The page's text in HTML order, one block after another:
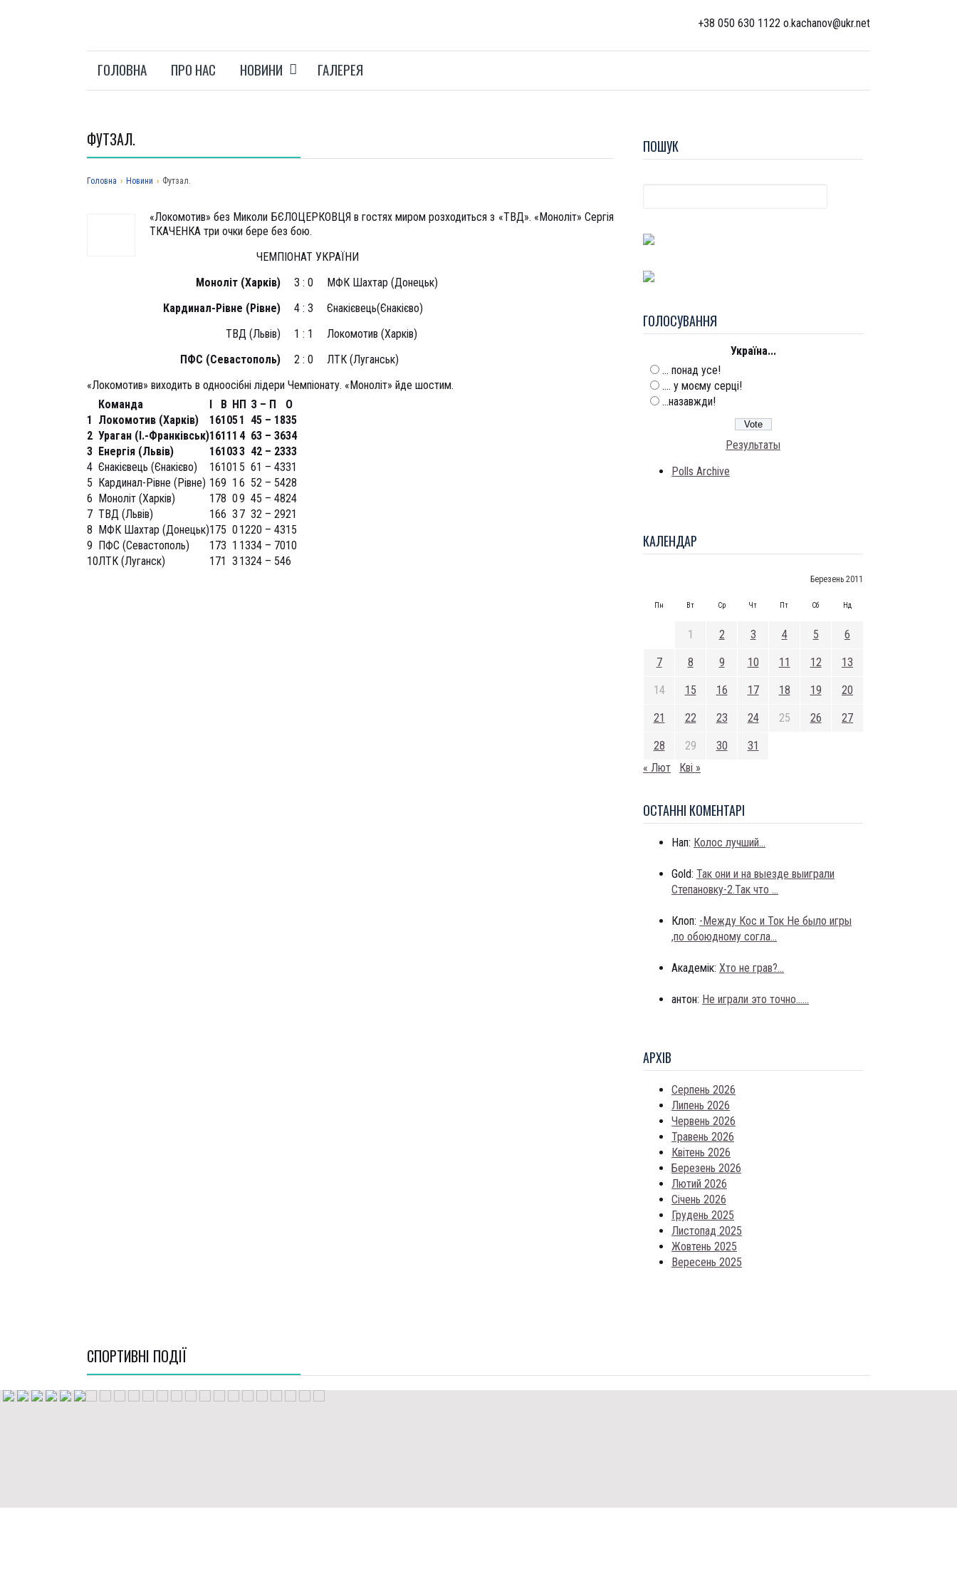
+38 050 630 1122 o.kachanov@ukr.net
ГОЛОВНА ПРО НАС НОВИНИ ГАЛЕРЕЯ
ПОШУК
ГОЛОСУВАННЯ
Україна...
... понад усе!
.... у моєму серці!
...назавжди!
Результаты
Polls Archive
КАЛЕНДАР
Березень 2011
Пн Вт Ср Чт Пт Сб Нд
1 2 3 4 5 6
7 8 9 10 11 12 13
14 15 16 17 18 19 20
21 22 23 24 25 26 27
28 29 30
31
« Лют
Кві »
ОСТАННI КОМЕНТАРI
Нап: Колос лучший...
Gold: Так они и на выезде выиграли
Степановку-2.Так что ...
Клоп: -Между Кос и Ток Не было игры
,по обоюдному согла...
Академік: Хто не грав?...
антон: Не играли это точно......
АРХIВ
Серпень 2026
Липень 2026
Червень 2026
Травень 2026
Квітень 2026
Березень 2026
Лютий 2026
Січень 2026
Грудень 2025
Листопад 2025
Жовтень 2025
Вересень 2025
ФУТЗАЛ.
Головна › Новини › Футзал.
«Локомотив» без Миколи БЄЛОЦЕРКОВЦЯ в гостях миром розходиться з «ТВД». «Моноліт» Сергія
ТКАЧЕНКА три очки бере без бою.
ЧЕМПІОНАТ УКРАЇНИ
Моноліт (Харків)
3 : 0
МФК Шахтар (Донецьк)
Кардинал-Рівне (Рівне)
4 : 3
Єнакієвець(Єнакієво)
ТВД (Львів)
1 : 1
Локомотив (Харків)
ПФС (Севастополь)
2 : 0
ЛТК (Луганськ)
«Локомотив» виходить в одноосібні лідери Чемпіонату. «Моноліт» йде шостим.
Команда
І В НП З – П
О
1 Локомотив (Харків) 161051 45 – 1835
2 Ураган (І.-Франківськ)16111 4 63 – 3634
3 Енергія (Львів) 161033 42 – 2333
4 Єнакієвець (Єнакієво) 16101 5 61 – 4331
5 Кардинал-Рівне (Рівне) 169 1 6 52 – 5428
6 Моноліт (Харків) 178 09 45 – 4824
7 ТВД (Львів) 166 3 7 32 – 2921
8 МФК Шахтар (Донецьк)175 0 1220 – 4315
9 ПФС (Севастополь) 173 1 1334 – 7010
10ЛТК (Луганск) 171 3 1324 – 546
СПОРТИВНI ПОДІЇ